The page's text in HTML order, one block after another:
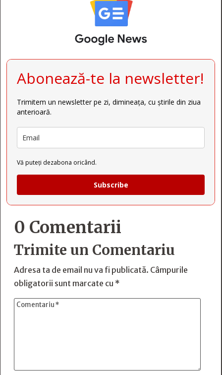
Abonează-te la newsletter!
Trimitem un newsletter pe zi, dimineața, cu știrile din ziua
anterioară.
Vă puteți dezabona oricând.
Subscribe
0 Comentarii
Trimite un Comentariu
Adresa ta de email nu va fi publicată. Câmpurile
obligatorii sunt marcate cu *